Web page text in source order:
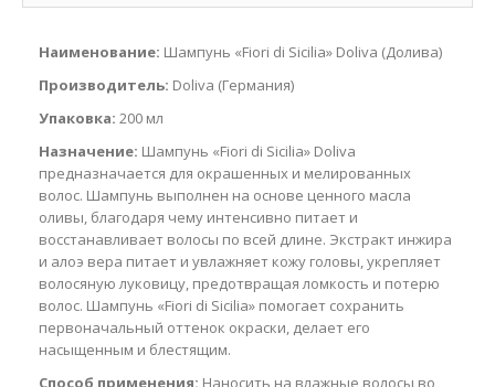
Наименование: Шампунь «Fiori di Sicilia» Doliva (Долива)
Производитель: Doliva (Германия)
Упаковка: 200 мл
Назначение: Шампунь «Fiori di Sicilia» Doliva
предназначается для окрашенных и мелированных
волос. Шампунь выполнен на основе ценного масла
оливы, благодаря чему интенсивно питает и
восстанавливает волосы по всей длине. Экстракт инжира
и алоэ вера питает и увлажняет кожу головы, укрепляет
волосяную луковицу, предотвращая ломкость и потерю
волос. Шампунь «Fiori di Sicilia» помогает сохранить
первоначальный оттенок окраски, делает его
насыщенным и блестящим.
Способ применения: Наносить на влажные волосы во